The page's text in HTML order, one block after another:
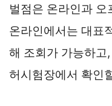
벌점은 온라인과
온라인에서는 대표
해 조회가 가능하고
허시험장에서 확인